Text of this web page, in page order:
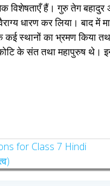
विशेषताएँ हैं। गुरु तेग
धारण कर लिया। बाद
स्थानों का भ्रमण किया
के संत तथा महापुरुष थे।
for Class 7 Hindi